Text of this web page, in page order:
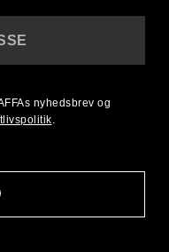
nyhedsbrev og
.